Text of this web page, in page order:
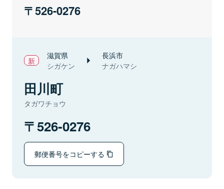
526-0276
滋賀県
シガケン
長浜市
ナガハマシ
田川町
タガワチョウ
526-0276
郵便番号をコピーする